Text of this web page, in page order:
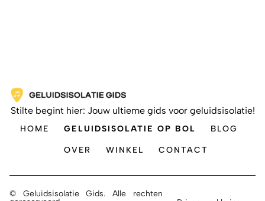
Stilte begint hier: Jouw ultieme gids voor geluidsisolatie!
HOME GELUIDSISOLATIE OP BOL BLOG
OVER WINKEL CONTACT
© Geluidsisolatie Gids. Alle rechten